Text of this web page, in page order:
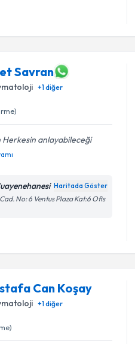
Savran
+1diğer
anlayabileceği
Haritada Göster
No: 6 Ventus Plaza Kat:6 Ofis
Can Koşay
+1diğer